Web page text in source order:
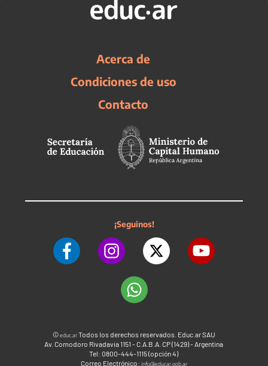
Acerca de
Condiciones de uso
Contacto
¡Seguinos!
©educ.arTodos los derechos reservados. Educ.ar SAU
Av. Comodoro Rivadavia 1151 - C.A.B.A. CP (1429) - Argentina
Tel: 0800-444-1115 (opción 4)
Correo Electrónico: info@educar.gob.ar